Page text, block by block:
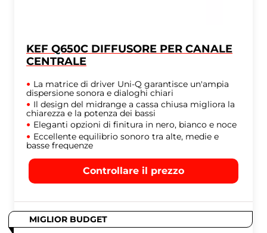
KEF Q650C DIFFUSORE PER CANALE
CENTRALE
La matrice di driver Uni-Q garantisce un'ampia
dispersione sonora e dialoghi chiari
Il design del midrange a cassa chiusa migliora la
chiarezza e la potenza dei bassi
Eleganti opzioni di finitura in nero, bianco e noce
Eccellente equilibrio sonoro tra alte, medie e
basse frequenze
Controllare il prezzo
MIGLIOR BUDGET